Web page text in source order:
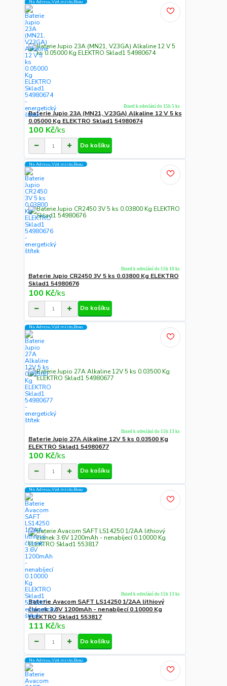
Na Adresu,Výd.místo,Boxu
Baterie Jupio 23A (MN21, V23GA) Alkaline 12 V 5 ks
0.05000 Kg ELEKTRO Sklad1 54980674
100 Kč/ks
Ihned k odeslání do 15h 5 ks
Do košíku
Na Adresu,Výd.místo,Boxu
Baterie Jupio CR2450 3V 5 ks 0.03800 Kg ELEKTRO
Sklad1 54980676
100 Kč/ks
Ihned k odeslání do 15h 10 ks
Do košíku
Na Adresu,Výd.místo,Boxu
Baterie Jupio 27A Alkaline 12V 5 ks 0.03500 Kg
ELEKTRO Sklad1 54980677
100 Kč/ks
Ihned k odeslání do 15h 13 ks
Do košíku
Na Adresu,Výd.místo,Boxu
Baterie Avacom SAFT LS14250 1/2AA lithiový
článek 3.6V 1200mAh - nenabíjecí 0.10000 Kg
ELEKTRO Sklad1 553817
111 Kč/ks
Ihned k odeslání do 15h 13 ks
Do košíku
Na Adresu,Výd.místo,Boxu